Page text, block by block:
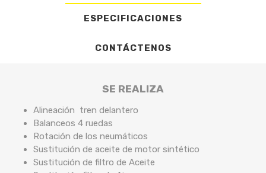
ESPECIFICACIONES
CONTÁCTENOS
SE REALIZA
Alineación tren delantero
Balanceos 4 ruedas
Rotación de los neumáticos
Sustitución de aceite de motor sintético
Sustitución de filtro de Aceite